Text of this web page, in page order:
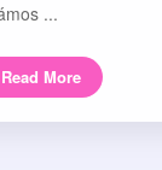
...
Read More